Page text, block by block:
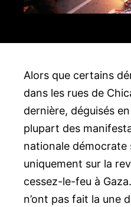
Alors que certains
dans les rues de
dernière, déguisés
plupart des
nationale
uniquement sur la
cessez-le-feu à
n’ont pas fait la une